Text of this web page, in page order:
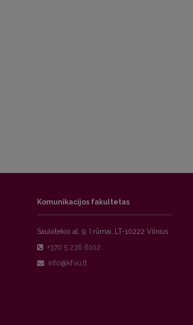
Komunikacijos fakultetas
Saulėtekio al. 9, I rūmai, LT-10222 Vilnius
+370 5 236 6102